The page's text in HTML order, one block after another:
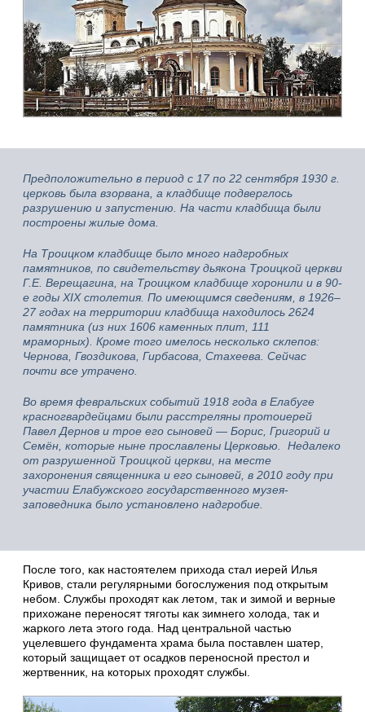
Предположительно в период с 17 по 22 сентября 1930 г.
церковь была взорвана, а кладбище подверглось
разрушению и запустению. На части кладбища были
построены жилые дома.
На Троицком кладбище было много надгробных
памятников, по свидетельству дьякона Троицкой церкви
Г.Е. Верещагина, на Троицком кладбище хоронили и в 90-
е годы XIX столетия. По имеющимся сведениям, в 1926–
27 годах на территории кладбища находилось 2624
памятника (из них 1606 каменных плит, 111
мраморных). Кроме того имелось несколько склепов:
Чернова, Гвоздикова, Гирбасова, Стахеева. Сейчас
почти все утрачено.
Во время февральских событий 1918 года в Елабуге
красногвардейцами были расстреляны протоиерей
Павел Дернов и трое его сыновей — Борис, Григорий и
Семён, которые ныне прославлены Церковью. Недалеко
от разрушенной Троицкой церкви, на месте
захоронения священника и его сыновей, в 2010 году при
участии Елабужского государственного музея-
заповедника было установлено надгробие.
После того, как настоятелем прихода стал иерей Илья
Кривов, стали регулярными богослужения под открытым
небом. Службы проходят как летом, так и зимой и верные
прихожане переносят тяготы как зимнего холода, так и
жаркого лета этого года. Над центральной частью
уцелевшего фундамента храма была поставлен шатер,
который защищает от осадков переносной престол и
жертвенник, на которых проходят службы.